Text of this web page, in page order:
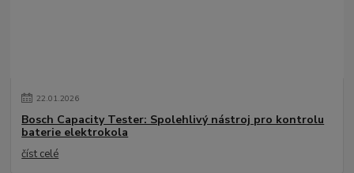
22.01.2026
Bosch Capacity Tester: Spolehlivý nástroj pro kontrolu
baterie elektrokola
číst celé